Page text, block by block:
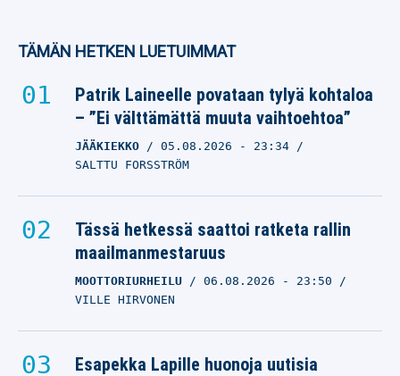
TÄMÄN HETKEN LUETUIMMAT
Patrik Laineelle povataan tylyä kohtaloa
– ”Ei välttämättä muuta vaihtoehtoa”
JÄÄKIEKKO 05.08.2026 - 23:34
SALTTU FORSSTRÖM
Tässä hetkessä saattoi ratketa rallin
maailmanmestaruus
MOOTTORIURHEILU 06.08.2026 - 23:50
VILLE HIRVONEN
Esapekka Lapille huonoja uutisia